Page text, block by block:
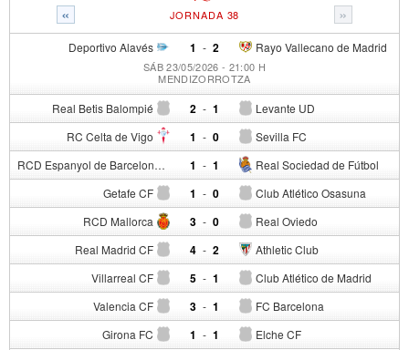
« »
JORNADA 38
Deportivo Alavés 1 - Rayo Vallecano de Madrid
2
SÁB 23/05/2026 - 21:00 H
MENDIZORROTZA
Real Betis Balompié 2 - Levante UD
1
RC Celta de Vigo 1 - Sevilla FC
0
RCD Espanyol de Barcelona 1 - Real Sociedad de Fútbol
1
Getafe CF 1 - Club Atlético Osasuna
0
RCD Mallorca 3 - Real Oviedo
0
Real Madrid CF 4 - Athletic Club
2
Villarreal CF 5 - Club Atlético de Madrid
1
Valencia CF 3 - FC Barcelona
1
Girona FC 1 - Elche CF
1